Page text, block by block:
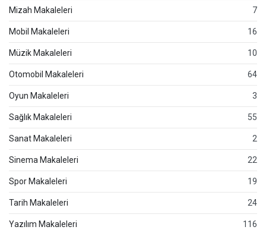
Mizah Makaleleri 7
Mobil Makaleleri 16
Müzik Makaleleri 10
Otomobil Makaleleri 64
Oyun Makaleleri 3
Sağlık Makaleleri 55
Sanat Makaleleri 2
Sinema Makaleleri 22
Spor Makaleleri 19
Tarih Makaleleri 24
Yazılım Makaleleri 116